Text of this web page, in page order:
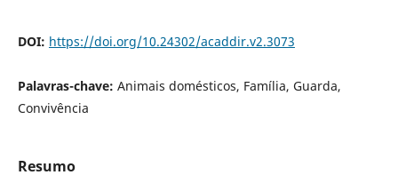
DOI: https://doi.org/10.24302/acaddir.v2.3073
Palavras-chave: Animais domésticos, Família, Guarda,
Convivência
Resumo